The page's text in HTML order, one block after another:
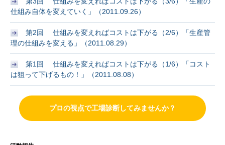
仕組み自体を変えていく」（2011.09.26）
第2回 仕組みを変えればコストは下がる（2/6）「生産管
理の仕組みを変える」（2011.08.29）
第1回 仕組みを変えればコストは下がる（1/6）「コスト
は狙って下げるもの！」（2011.08.08）
プロの視点で工場診断してみませんか？